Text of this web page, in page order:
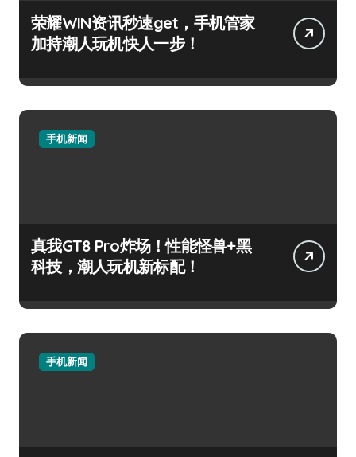
荣耀WIN资讯秒速get，手机管家
加持潮人玩机快人一步！
手机新闻
真我GT8 Pro炸场！性能怪兽+黑
科技，潮人玩机新标配！
手机新闻